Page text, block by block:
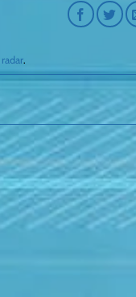
radar.